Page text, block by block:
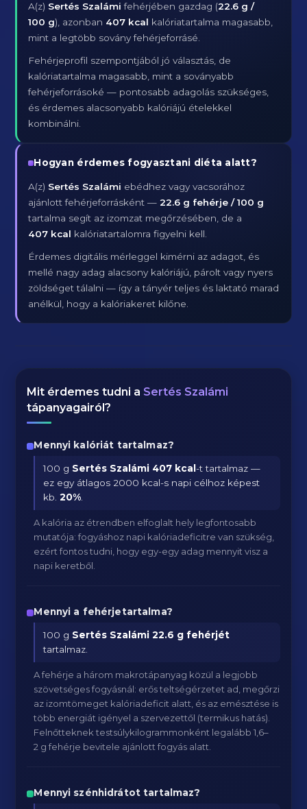
A(z) Sertés Szalámi fehérjében gazdag (22.6 g /
100 g), azonban 407 kcal kalóriatartalma magasabb,
mint a legtöbb sovány fehérjeforrásé.
Fehérjeprofil szempontjából jó választás, de
kalóriatartalma magasabb, mint a soványabb
fehérjeforrásoké — pontosabb adagolás szükséges,
és érdemes alacsonyabb kalóriájú ételekkel
kombinálni.
Hogyan érdemes fogyasztani diéta alatt?
A(z) Sertés Szalámi ebédhez vagy vacsorához
ajánlott fehérjeforrásként —22.6 g fehérje / 100 g
tartalma segít az izomzat megőrzésében, de a
407 kcal kalóriatartalomra figyelni kell.
Érdemes digitális mérleggel kimérni az adagot, és
mellé nagy adag alacsony kalóriájú, párolt vagy nyers
zöldséget tálalni — így a tányér teljes és laktató marad
anélkül, hogy a kalóriakeret kilőne.
Mit érdemes tudni a Sertés Szalámi
tápanyagairól?
Mennyi kalóriát tartalmaz?
100 g Sertés Szalámi 407 kcal-t tartalmaz —
ez egy átlagos 2000 kcal-s napi célhoz képest
kb.20%
A kalória az étrendben elfoglalt hely legfontosabb
mutatója: fogyáshoz napi kalóriadeficitre van szükség,
ezért fontos tudni, hogy egy-egy adag mennyit visz a
napi keretből.
Mennyi a fehérjetartalma?
100 g Sertés Szalámi 22.6 g fehérjét
tartalmaz.
A fehérje a három makrotápanyag közül a legjobb
szövetséges fogyásnál: erős teltségérzetet ad, megőrzi
az izomtömeget kalóriadeficit alatt, és az emésztése is
több energiát igényel a szervezettől (termikus hatás).
Felnőtteknek testsúlykilogrammonként legalább 1,6–
2 g fehérje bevitele ajánlott fogyás alatt.
Mennyi szénhidrátot tartalmaz?